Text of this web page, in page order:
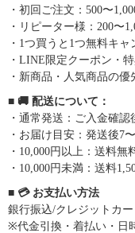
・初回ご注文：500〜
・リピーター様：200〜
・1つ買うと1つ無料キャ
・LINE限定クーポン・
・新商品・人気商品の優
■ 🚚 配送について：
・通常発送：ご入金確認
・お届け目安：発送後7
・10,000円以上：送料無
・10,000円未満：送料
■ 💳 お支払い方法
銀行振込/クレジットカー
※代金引換・着払い・日